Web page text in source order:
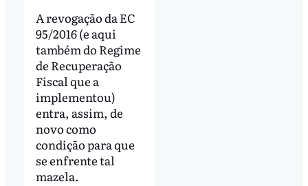
A revogação da EC
95/2016 (e aqui
também do Regime
de Recuperação
Fiscal que a
implementou)
entra, assim, de
novo como
condição para que
se enfrente tal
mazela.